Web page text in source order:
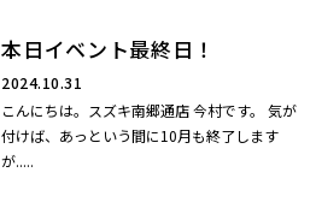
本日イベント最終日！
2024.10.31
こんにちは。スズキ南郷通店 今村です。 気が
付けば、あっという間に10月も終了します
が.....